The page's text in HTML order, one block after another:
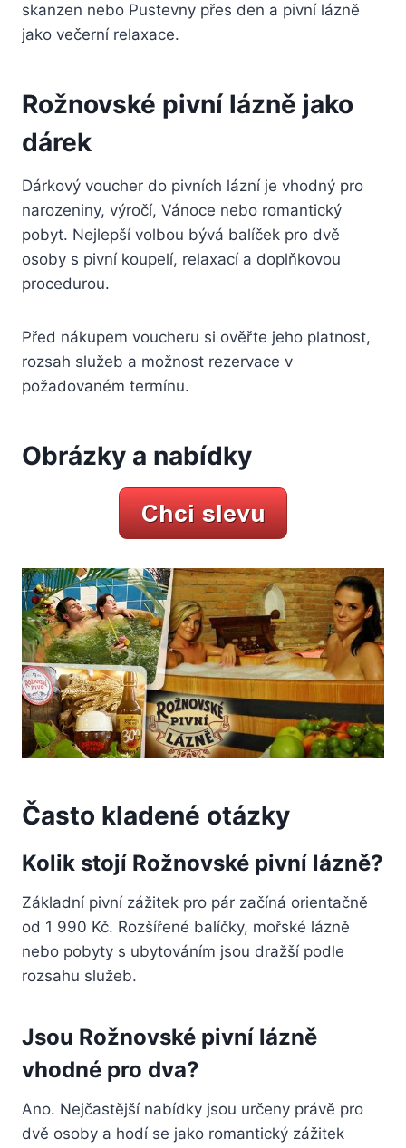
skanzen nebo Pustevny přes den a pivní lázně
jako večerní relaxace.
Rožnovské pivní lázně jako
dárek
Dárkový voucher do pivních lázní je vhodný pro
narozeniny, výročí, Vánoce nebo romantický
pobyt. Nejlepší volbou bývá balíček pro dvě
osoby s pivní koupelí, relaxací a doplňkovou
procedurou.
Před nákupem voucheru si ověřte jeho platnost,
rozsah služeb a možnost rezervace v
požadovaném termínu.
Obrázky a nabídky
Často kladené otázky
Kolik stojí Rožnovské pivní lázně?
Základní pivní zážitek pro pár začíná orientačně
od 1 990 Kč. Rozšířené balíčky, mořské lázně
nebo pobyty s ubytováním jsou dražší podle
rozsahu služeb.
Jsou Rožnovské pivní lázně
vhodné pro dva?
Ano. Nejčastější nabídky jsou určeny právě pro
dvě osoby a hodí se jako romantický zážitek